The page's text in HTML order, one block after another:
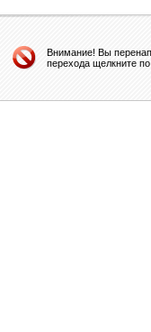
Внимание! Вы
перехода щелкните